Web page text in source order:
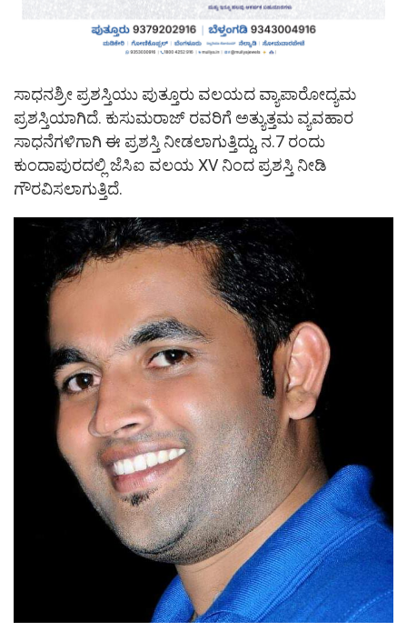
ಸಾಧನಶ್ರೀ ಪ್ರಶಸ್ತಿಯು ಪುತ್ತೂರು ವಲಯದ ವ್ಯಾಪಾರೋದ್ಯಮ
ಪ್ರಶಸ್ತಿಯಾಗಿದೆ. ಕುಸುಮರಾಜ್ ರವರಿಗೆ ಅತ್ಯುತ್ತಮ ವ್ಯವಹಾರ
ಸಾಧನೆಗಳಿಗಾಗಿ ಈ ಪ್ರಶಸ್ತಿ ನೀಡಲಾಗುತ್ತಿದ್ದು, ನ.7 ರಂದು
ಕುಂದಾಪುರದಲ್ಲಿ ಜೆಸಿಐ ವಲಯ XV ನಿಂದ ಪ್ರಶಸ್ತಿ ನೀಡಿ
ಗೌರವಿಸಲಾಗುತ್ತಿದೆ.